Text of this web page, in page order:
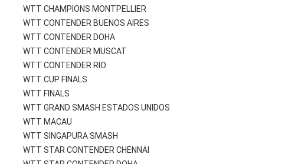
WTT CHAMPIONS MONTPELLIER
WTT CONTENDER BUENOS AIRES
WTT CONTENDER DOHA
WTT CONTENDER MUSCAT
WTT CONTENDER RIO
WTT CUP FINALS
WTT FINALS
WTT GRAND SMASH ESTADOS UNIDOS
WTT MACAU
WTT SINGAPURA SMASH
WTT STAR CONTENDER CHENNAI